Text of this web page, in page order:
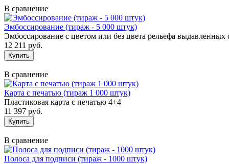
В сравнение
Эмбоссирование (тираж - 5 000 штук)
Эмбоссирование с цветом или без цвета рельефа выдавленных
12 211 руб.
В сравнение
Карта с печатью (тираж 1 000 штук)
Пластиковая карта с печатью 4+4
11 397 руб.
В сравнение
Полоса для подписи (тираж - 1000 штук)